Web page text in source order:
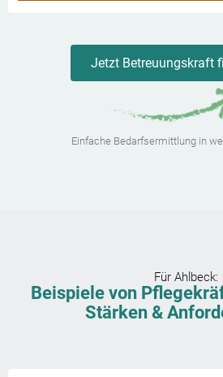
Jetzt Betreuungskraft
Einfache Bedarfsermittlung in
Für Ahlbeck:
Beispiele von
Stärken &